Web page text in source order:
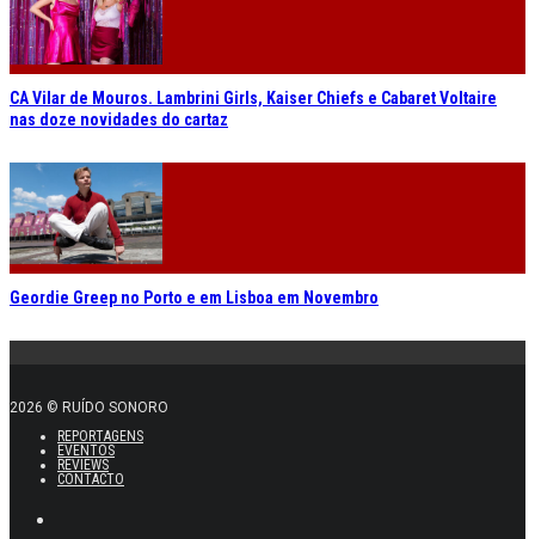
CA Vilar de Mouros. Lambrini Girls, Kaiser Chiefs e Cabaret Voltaire
nas doze novidades do cartaz
Geordie Greep no Porto e em Lisboa em Novembro
2026 © RUÍDO SONORO
REPORTAGENS
EVENTOS
REVIEWS
CONTACTO